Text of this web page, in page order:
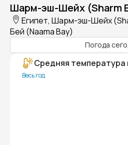
Шарм-эш-Шейх (Sharm
Египет, Шарм-эш-Шейх
Бей (Naama Bay)
Погода
Средняя температура
Весь год